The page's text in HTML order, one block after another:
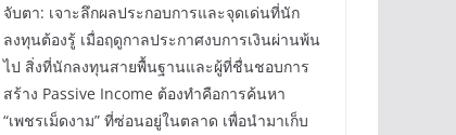
จับตา: เจาะลึกผลประกอบการและจุดเด่นที่นัก
ลงทุนต้องรู้ เมื่อฤดูกาลประกาศงบการเงินผ่านพ้น
ไป สิ่งที่นักลงทุนสายพื้นฐานและผู้ที่ชื่นชอบการ
สร้าง Passive Income ต้องทำคือการค้นหา
“เพชรเม็ดงาม” ที่ซ่อนอยู่ในตลาด เพื่อนำมาเก็บ